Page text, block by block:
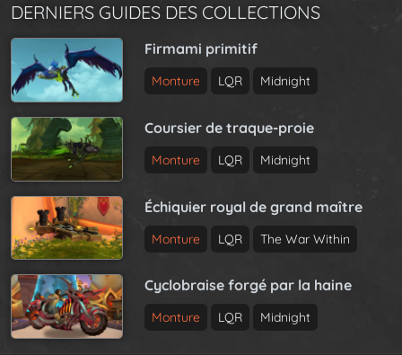
DERNIERS GUIDES DES COLLECTIONS
Firmami primitif
Monture LQR Midnight
Coursier de traque-proie
Monture LQR Midnight
Échiquier royal de grand maître
Monture LQR The War Within
Cyclobraise forgé par la haine
Monture LQR Midnight